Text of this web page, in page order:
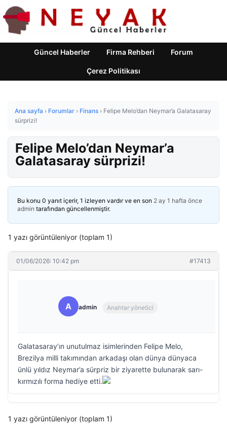
Güncel Haberler Firma Rehberi Forum
Çerez Politikası
Ana sayfa › Forumlar › Finans › Felipe Melo’dan Neymar’a Galatasaray
sürprizi!
Felipe Melo’dan Neymar’a
Galatasaray sürprizi!
Bu konu 0 yanıt içerir, 1 izleyen vardır ve en son 2 ay 1 hafta önce
admin tarafından güncellenmiştir.
1 yazı görüntüleniyor (toplam 1)
01/06/2026: 10:42 pm #17413
A admin Anahtar yönetici
Galatasaray’ın unutulmaz isimlerinden Felipe Melo,
Brezilya milli takımından arkadaşı olan dünya dünyaca
ünlü yıldız Neymar’a sürpriz bir ziyarette bulunarak sarı-
kırmızılı forma hediye etti.
1 yazı görüntüleniyor (toplam 1)